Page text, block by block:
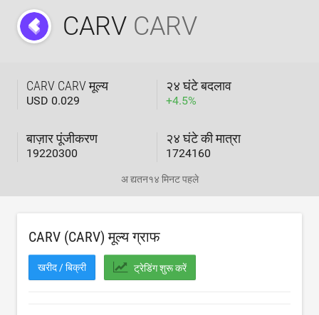
CARV CARV
CARV CARV मूल्य
USD 0.029
२४ घंटे बदलाव
+4.5%
बाज़ार पूंजीकरण
19220300
२४ घंटे की मात्रा
1724160
अ द्यतन१४ मिनट पहले
CARV (CARV) मूल्य ग्राफ
खरीद / बिक्री ट्रेडिंग शुरू करें